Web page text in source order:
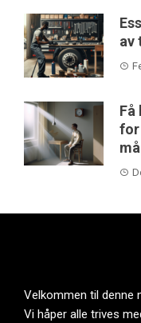
av
Få
for
Velkommen til denne
Vi håper alle trives